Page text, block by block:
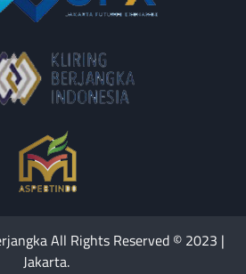
All Rights Reserved © 2023 |
Jakarta.